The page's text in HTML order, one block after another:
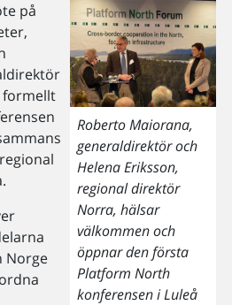
Roberto Maiorana,
generaldirektör och
Helena Eriksson,
regional direktör
Norra, hälsar
välkommen och
öppnar den första
Platform North
konferensen i Luleå
på
formellt
Norge